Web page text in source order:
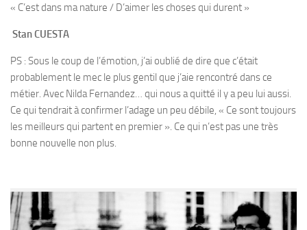
« C’est dans ma nature / D’aimer les choses qui durent »
Stan CUESTA
PS : Sous le coup de l’émotion, j’ai oublié de dire que c’était
probablement le mec le plus gentil que j’aie rencontré dans ce
métier. Avec Nilda Fernandez… qui nous a quitté il y a peu lui aussi.
Ce qui tendrait à confirmer l’adage un peu débile, « Ce sont toujours
les meilleurs qui partent en premier ». Ce qui n’est pas une très
bonne nouvelle non plus.